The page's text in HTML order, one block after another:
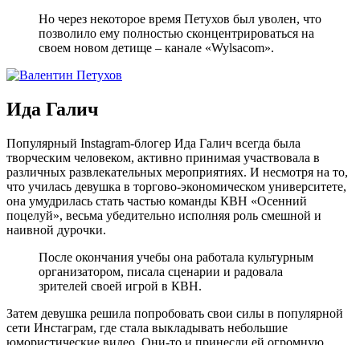
Но через некоторое время Петухов был уволен, что
позволило ему полностью сконцентрироваться на
своем новом детище – канале «Wylsacom».
Ида Галич
Популярный Instagram-блогер Ида Галич всегда была
творческим человеком, активно принимая участвовала в
различных развлекательных мероприятиях. И несмотря на то,
что училась девушка в торгово-экономическом университете,
она умудрилась стать частью команды КВН «Осенний
поцелуй», весьма убедительно исполняя роль смешной и
наивной дурочки.
После окончания учебы она работала культурным
организатором, писала сценарии и радовала
зрителей своей игрой в КВН.
Затем девушка решила попробовать свои силы в популярной
сети Инстаграм, где стала выкладывать небольшие